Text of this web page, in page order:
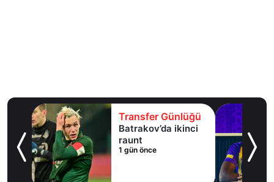
Transfer Günlüğü
Batrakov’da ikinci
raunt
1 gün önce